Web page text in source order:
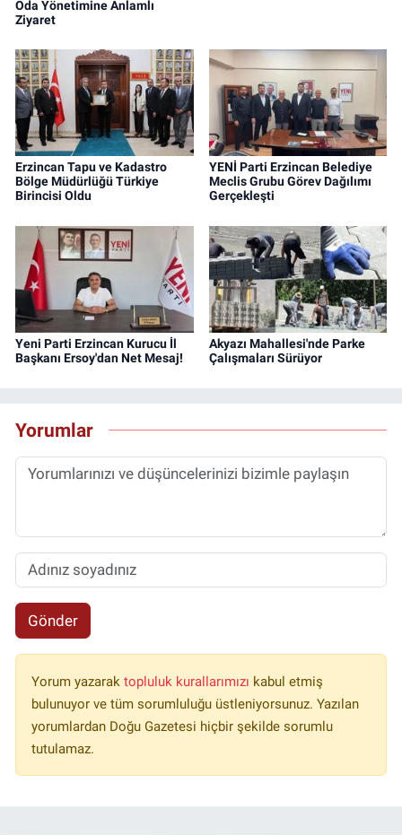
Oda Yönetimine Anlamlı
Ziyaret
Erzincan Tapu ve Kadastro
Bölge Müdürlüğü Türkiye
Birincisi Oldu
YENİ Parti Erzincan Belediye
Meclis Grubu Görev Dağılımı
Gerçekleşti
Yeni Parti Erzincan Kurucu İl
Başkanı Ersoy'dan Net Mesaj!
Akyazı Mahallesi'nde Parke
Çalışmaları Sürüyor
Yorumlar
Gönder
Yorum yazarak topluluk kurallarımızı kabul etmiş
bulunuyor ve tüm sorumluluğu üstleniyorsunuz. Yazılan
yorumlardan Doğu Gazetesi hiçbir şekilde sorumlu
tutulamaz.